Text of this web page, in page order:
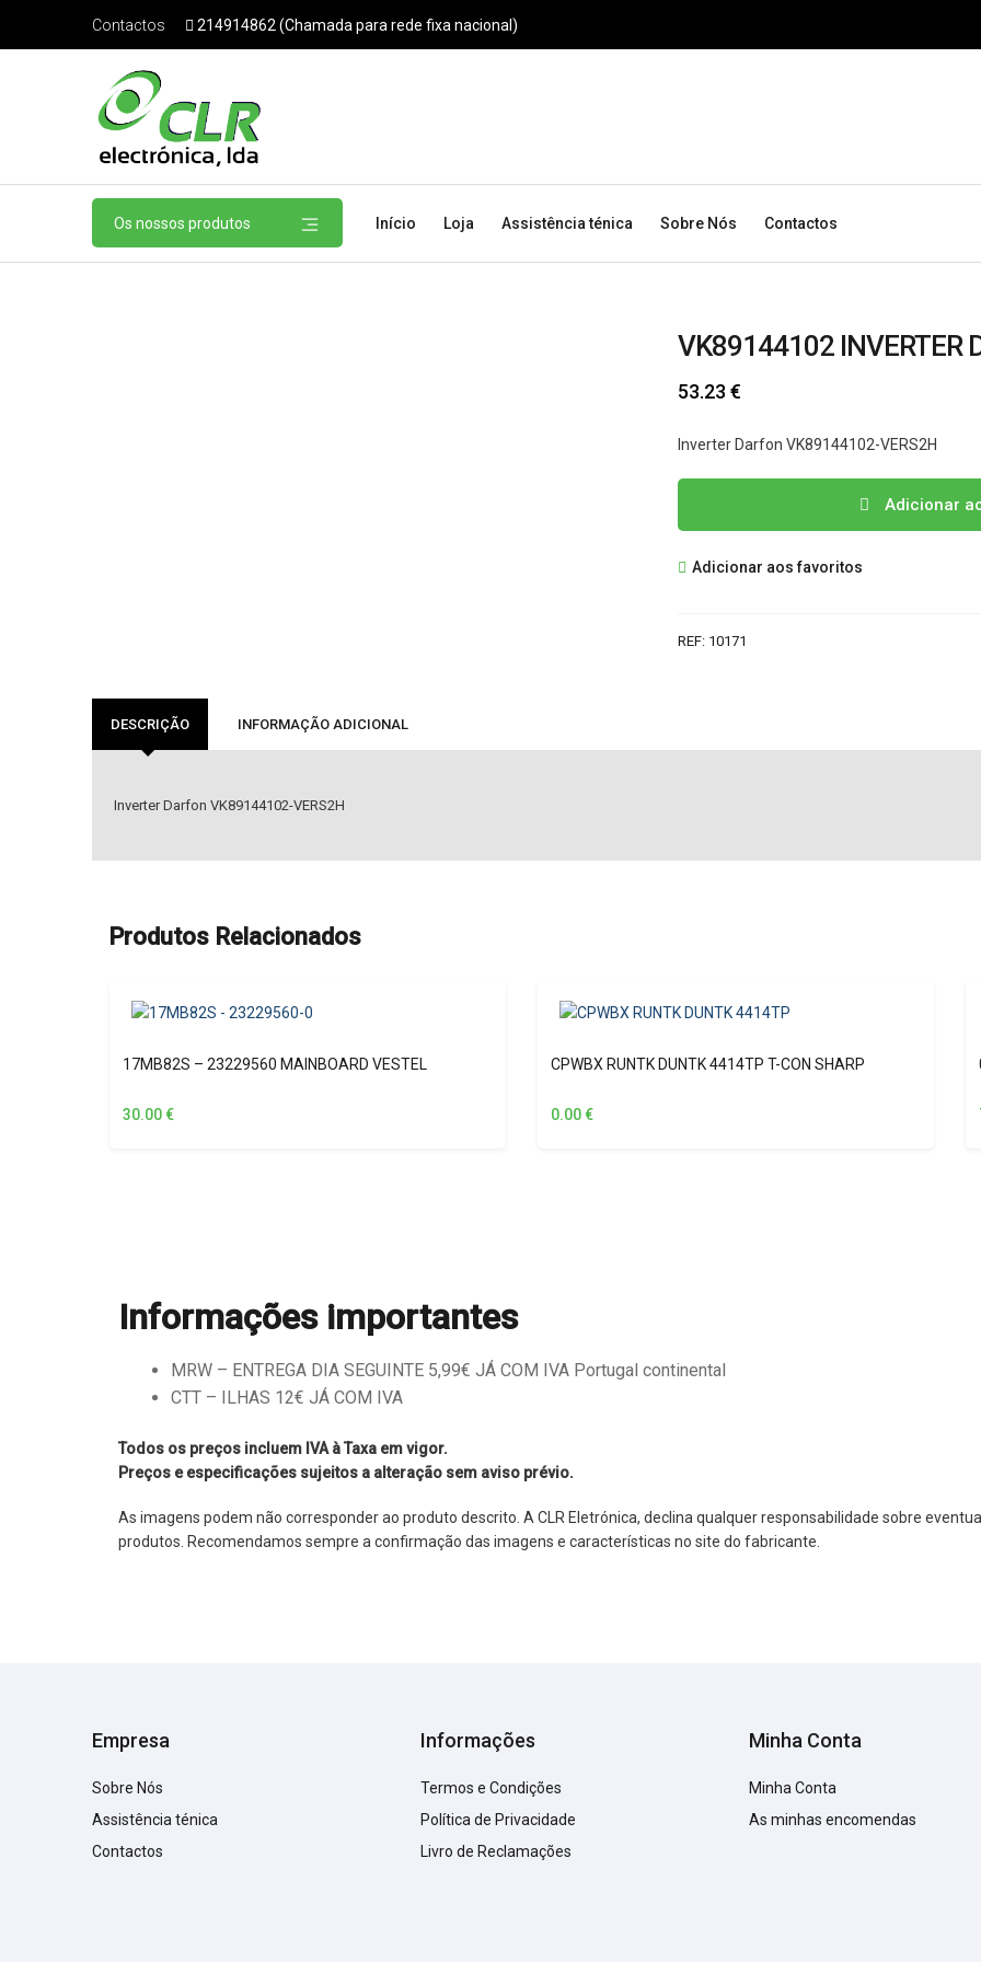
Contactos 214914862 (Chamada para rede fixa nacional)
Os nossos produtos Início Loja Assistência ténica Sobre Nós Contactos
VK89144102 INVERTER
53.23 €
Inverter Darfon VK89144102-VERS2H
INVERTER
Adicionar
Adicionar aos favoritos
REF: 10171
DESCRIÇÃO INFORMAÇÃO ADICIONAL
Inverter Darfon VK89144102-VERS2H
Produtos Relacionados
17MB82S – 23229560 MAINBOARD VESTEL
30.00€
CPWBX RUNTK DUNTK 4414TP T-CON SHARP
0.00€
Informações importantes
MRW – ENTREGA DIA SEGUINTE 5,99€ JÁ COM IVA Portugal continental
CTT – ILHAS 12€ JÁ COM IVA
Todos os preços incluem IVA à Taxa em vigor.
Preços e especificações sujeitos a alteração sem aviso prévio.
As imagens podem não corresponder ao produto descrito. A CLR Eletrónica, declina qualquer responsabilidade sobre
produtos. Recomendamos sempre a confirmação das imagens e características no site do fabricante.
Empresa
Sobre Nós
Assistência ténica
Contactos
Informações
Termos e Condições
Política de Privacidade
Livro de Reclamações
Minha Conta
Minha Conta
As minhas encomendas